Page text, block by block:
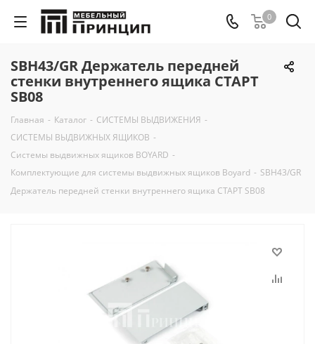
0
SBH43/GR Держатель передней
стенки внутреннего ящика СТАРТ
SB08
Главная - Каталог - СИСТЕМЫ ВЫДВИЖЕНИЯ -
СИСТЕМЫ ВЫДВИЖНЫХ ЯЩИКОВ -
Системы выдвижных ящиков BOYARD -
Комплектующие для системы выдвижных ящиков Boyard - SBH43/GR
Держатель передней стенки внутреннего ящика СТАРТ SB08